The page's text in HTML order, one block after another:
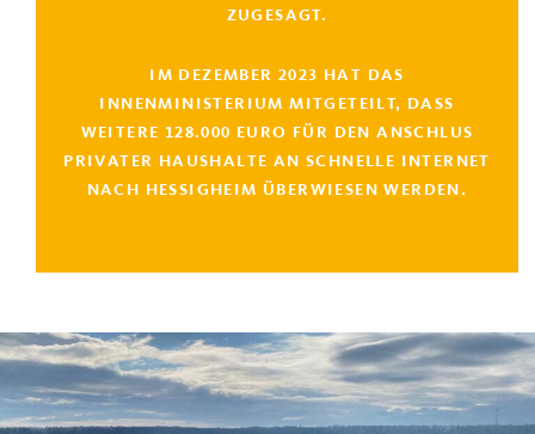
UGESAGT.
IM DEZEMBER 2023 HAT DAS
INNENMINISTERIUM MITGETEILT, DASS
WEITERE 128.000 EURO FÜR DEN ANSCHLUS
PRIVATER HAUSHALTE AN SCHNELLE INTERNET
NACH HESSIGHEIM ÜBERWIESEN WERDEN.